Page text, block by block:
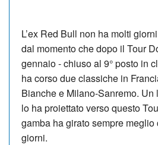
L’ex Red Bull non ha molti
dal momento che dopo il Tour
gennaio - chiuso al 9° posto in
ha corso due classiche in
Bianche e Milano-Sanremo. Un
lo ha proiettato verso questo
gamba ha girato sempre
giorni.